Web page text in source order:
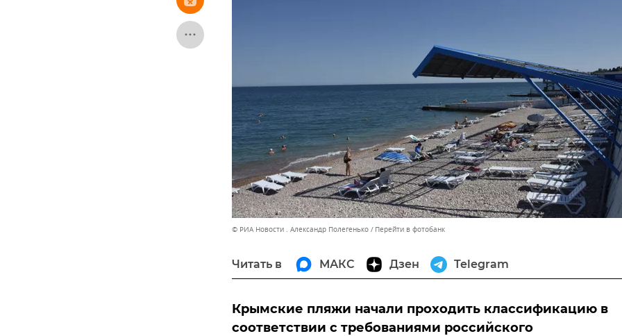
© РИА Новости . Александр Полегенько Перейти в фотобанк
Читать в МАКС Дзен Telegram
Крымские пляжи начали проходить классификацию в
соответствии с требованиями российского